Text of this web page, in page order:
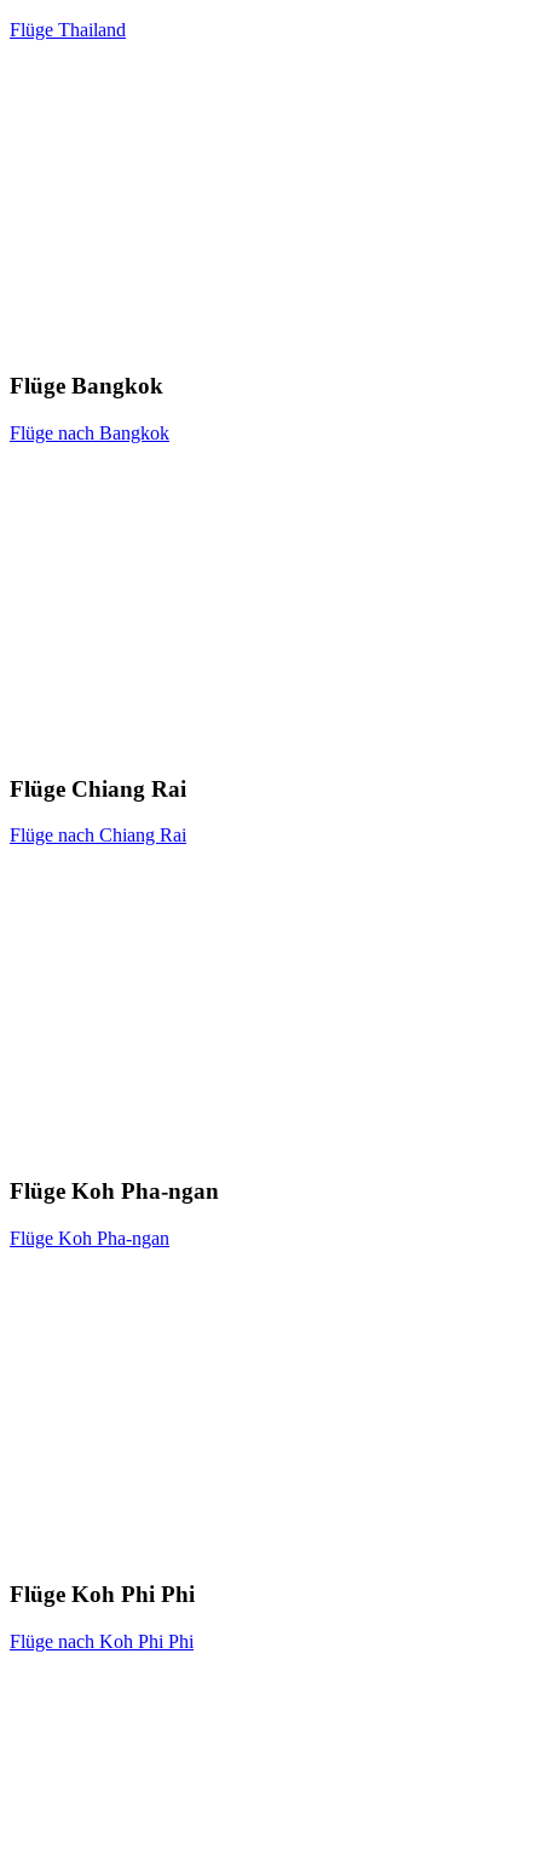
Flüge Thailand
Flüge Bangkok
Flüge nach Bangkok
Flüge Chiang Rai
Flüge nach Chiang Rai
Flüge Koh Pha-ngan
Flüge Koh Pha-ngan
Flüge Koh Phi Phi
Flüge nach Koh Phi Phi